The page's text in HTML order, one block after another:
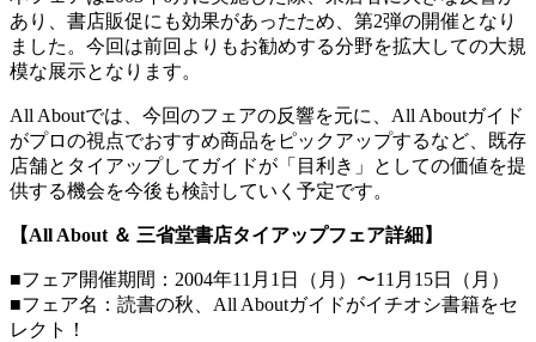
あり、書店販促にも効果があったため、第2弾の開催となり
ました。今回は前回よりもお勧めする分野を拡大しての大規
模な展示となります。
All Aboutでは、今回のフェアの反響を元に、All Aboutガイド
がプロの視点でおすすめ商品をピックアップするなど、既存
店舗とタイアップしてガイドが「目利き」としての価値を提
供する機会を今後も検討していく予定です。
【All About ＆ 三省堂書店タイアップフェア詳細】
■フェア開催期間：2004年11月1日（月）〜11月15日（月）
■フェア名：読書の秋、All Aboutガイドがイチオシ書籍をセ
レクト！